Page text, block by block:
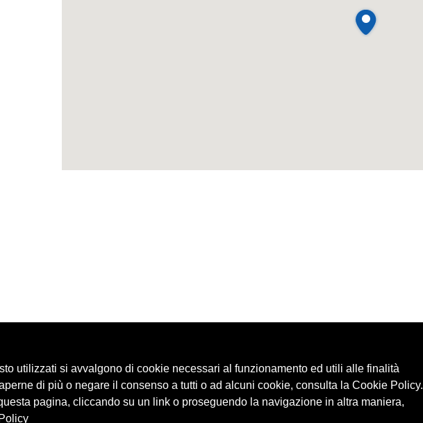
utilizzati si avvalgono di cookie necessari al funzionamento ed utili alle finalità
di più o negare il consenso a tutti o ad alcuni cookie, consulta la Cookie Policy.
pagina, cliccando su un link o proseguendo la navigazione in altra maniera,